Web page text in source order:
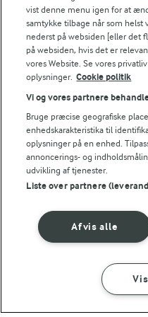
1 TIME 30 MIN
Grydestegt kylling
(68)
Få
SÅDAN GØR DU
vist denne menu igen for at
samtykke tilbage når som helst
nederst på websiden [eller det
på websiden, hvis det er
vores Website. Se vores
oplysninger. Cookie politik
Vi og vores partnere
Bruge præcise geografiske
enhedskarakteristika til
oplysninger på en enhed.
annoncerings- og
udvikling af tjenester.
Liste over partnere
Afvis alle